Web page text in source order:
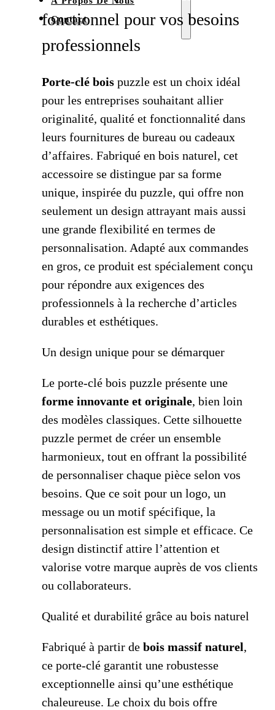
Contact
fonctionnel pour vos besoins
professionnels
Porte-clé bois puzzle est un choix idéal
pour les entreprises souhaitant allier
originalité, qualité et fonctionnalité dans
leurs fournitures de bureau ou cadeaux
d’affaires. Fabriqué en bois naturel, cet
accessoire se distingue par sa forme
unique, inspirée du puzzle, qui offre non
seulement un design attrayant mais aussi
une grande flexibilité en termes de
personnalisation. Adapté aux commandes
en gros, ce produit est spécialement conçu
pour répondre aux exigences des
professionnels à la recherche d’articles
durables et esthétiques.
Un design unique pour se démarquer
Le porte-clé bois puzzle présente une
forme innovante et originale, bien loin
des modèles classiques. Cette silhouette
puzzle permet de créer un ensemble
harmonieux, tout en offrant la possibilité
de personnaliser chaque pièce selon vos
besoins. Que ce soit pour un logo, un
message ou un motif spécifique, la
personnalisation est simple et efficace. Ce
design distinctif attire l’attention et
valorise votre marque auprès de vos clients
ou collaborateurs.
Qualité et durabilité grâce au bois naturel
Fabriqué à partir de bois massif naturel,
ce porte-clé garantit une robustesse
exceptionnelle ainsi qu’une esthétique
chaleureuse. Le choix du bois offre